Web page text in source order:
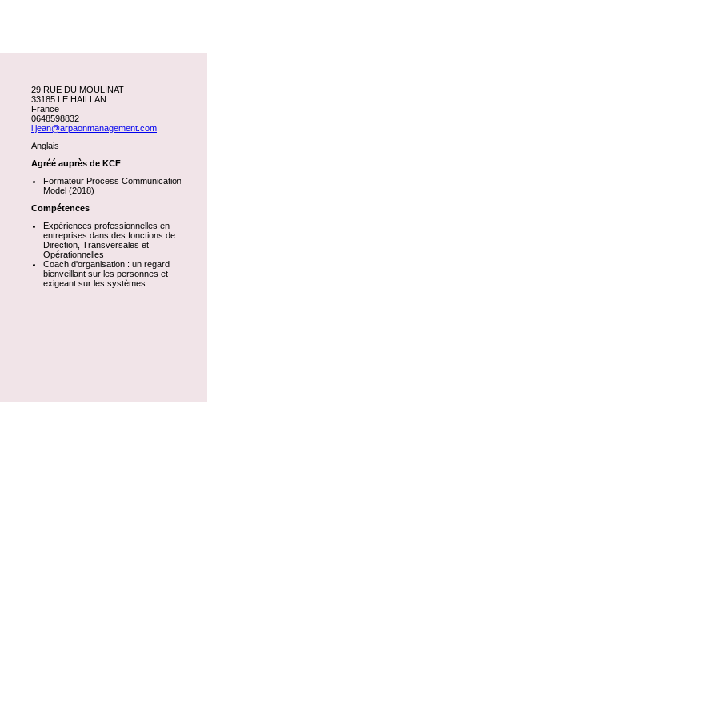
29 RUE DU MOULINAT
33185 LE HAILLAN
France
0648598832
l.jean@arpaonmanagement.com
Anglais
Agréé auprès de KCF
Formateur Process Communication
Model (2018)
Compétences
Expériences professionnelles en
entreprises dans des fonctions de
Direction, Transversales et
Opérationnelles
Coach d'organisation : un regard
bienveillant sur les personnes et
exigeant sur les systèmes